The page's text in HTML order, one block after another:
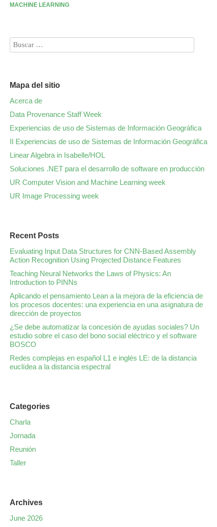
MACHINE LEARNING
Mapa del sitio
Acerca de
Data Provenance Staff Week
Experiencias de uso de Sistemas de Información Geográfica
II Experiencias de uso de Sistemas de Información Geográfica
Linear Algebra in Isabelle/HOL
Soluciones .NET para el desarrollo de software en producción
UR Computer Vision and Machine Learning week
UR Image Processing week
Recent Posts
Evaluating Input Data Structures for CNN-Based Assembly
Action Recognition Using Projected Distance Features
Teaching Neural Networks the Laws of Physics: An
Introduction to PINNs
Aplicando el pensamiento Lean a la mejora de la eficiencia de
los procesos docentes: una experiencia en una asignatura de
dirección de proyectos
¿Se debe automatizar la concesión de ayudas sociales? Un
estudio sobre el caso del bono social eléctrico y el software
BOSCO
Redes complejas en español L1 e inglés LE: de la distancia
euclídea a la distancia espectral
Categories
Charla
Jornada
Reunión
Taller
Archives
June 2026